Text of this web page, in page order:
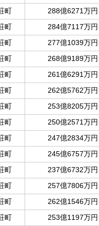
町 288億6271万円
町 284億7117万円
町 277億1039万円
町 268億9189万円
町 261億6291万円
町 262億5762万円
町 253億8205万円
町 250億2571万円
町 247億2834万円
町 245億6757万円
町 237億6732万円
町 257億7806万円
町 262億1546万円
町 253億1197万円